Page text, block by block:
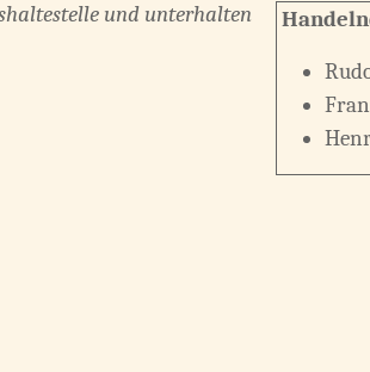
und unterhalten